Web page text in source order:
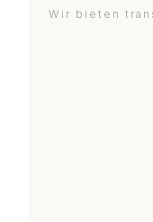
Wir bieten